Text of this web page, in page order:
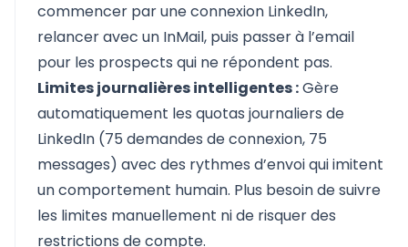
commencer par une connexion LinkedIn,
relancer avec un InMail, puis passer à l’email
pour les prospects qui ne répondent pas.
Limites journalières intelligentes :Gère
automatiquement les quotas journaliers de
LinkedIn (75 demandes de connexion, 75
messages) avec des rythmes d’envoi qui imitent
un comportement humain. Plus besoin de suivre
les limites manuellement ni de risquer des
restrictions de compte.